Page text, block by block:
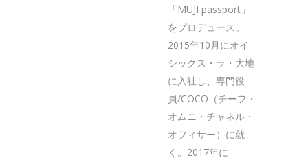
「MUJI passport」
をプロデュース。
2015年10月にオイ
シックス・ラ・大地
に入社し、専門役
員/COCO（チーフ・
オムニ・チャネル・
オフィサー）に就
く。2017年に